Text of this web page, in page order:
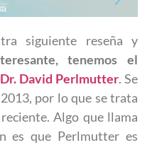
siguiente reseña y
tenemos el
Dr. David Perlmutter. Se
por lo que se trata
Algo que llama
es que Perlmutter es